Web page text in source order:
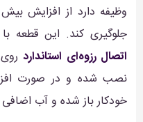
وظیفه دارد از افزایش
جلوگیری کند. این قطعه
اتصال رزوه‌ای استانداردروی
نصب شده و در صورت
خودکار باز شده و آب اضافی